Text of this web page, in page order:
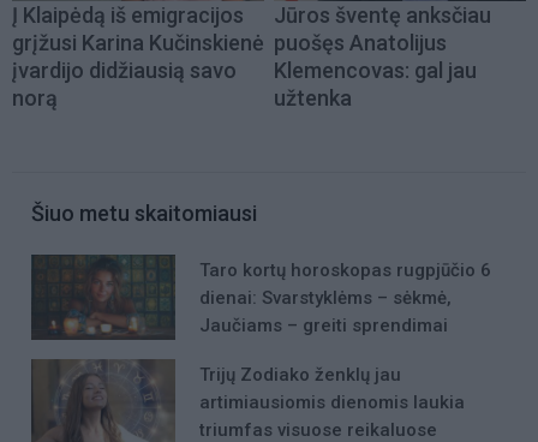
Į Klaipėdą iš emigracijos
grįžusi Karina Kučinskienė
įvardijo didžiausią savo
norą
Jūros šventę anksčiau
puošęs Anatolijus
Klemencovas: gal jau
užtenka
Šiuo metu skaitomiausi
Taro kortų horoskopas rugpjūčio 6
dienai: Svarstyklėms – sėkmė,
Jaučiams – greiti sprendimai
Trijų Zodiako ženklų jau
artimiausiomis dienomis laukia
triumfas visuose reikaluose